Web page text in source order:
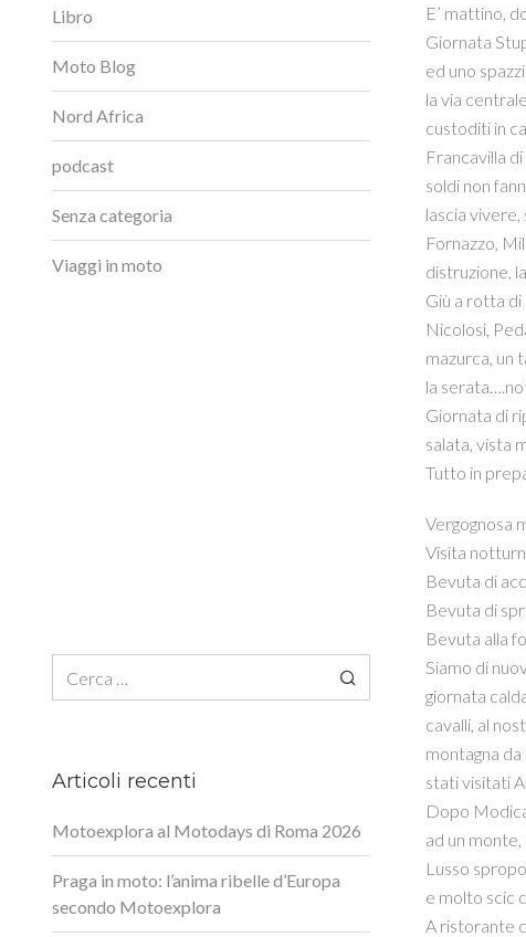
E’ mattino,
Giornata
ed uno
la via
custoditi in
Francavilla
soldi non
lascia
Fornazzo,
distruzione,
Giù a rotta di
Nicolosi,
mazurca, un
la
Giornata di
salata, vista
Tutto in
Vergognosa
Visita
Bevuta di
Bevuta di
Bevuta alla
Siamo di
giornata
cavalli, al
montagna
stati visitati
Dopo
ad un
Lusso
e molto scic
A ristorante
Libro
Moto Blog
Nord Africa
podcast
Senza categoria
Viaggi in moto
Articoli recenti
Motoexplora al Motodays di Roma 2026
Praga in moto: l’anima ribelle d’Europa
secondo Motoexplora